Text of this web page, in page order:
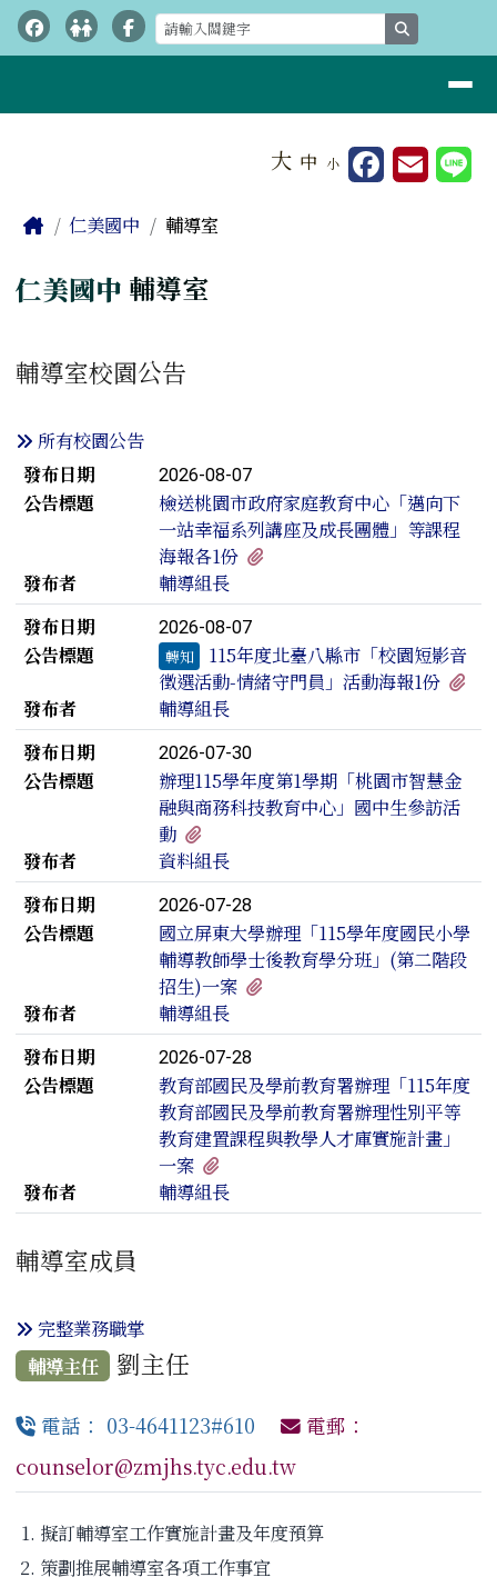
跳至主內容區
桃園市立仁美國中 search
⏸
大 中 小
主內容區域
Home仁美國中 輔導室
仁美國中 輔導室
輔導室校園公告
所有校園公告
新聞列表
發布日期 2026-08-07
公告標題
檢送桃園市政府家庭教育中心「邁向下
一站幸福系列講座及成長團體」等課程
海報各1份
發布者
輔導組長
發布日期
2026-08-07
公告標題 轉知
115年度北臺八縣市「校園短影音
徵選活動-情緒守門員」活動海報1份
發布者
輔導組長
發布日期
2026-07-30
公告標題
辦理115學年度第1學期「桃園市智慧金
融與商務科技教育中心」國中生參訪活
動
發布者
資料組長
發布日期
2026-07-28
公告標題
國立屏東大學辦理「115學年度國民小學
輔導教師學士後教育學分班」(第二階段
招生)一案
發布者
輔導組長
發布日期
2026-07-28
公告標題
教育部國民及學前教育署辦理「115年度
教育部國民及學前教育署辦理性別平等
教育建置課程與教學人才庫實施計畫」
一案
發布者
輔導組長
輔導室成員
完整業務職掌
輔導主任
劉主任
電話： 03-4641123#610
電郵：
counselor@zmjhs.tyc.edu.tw
擬訂輔導室工作實施計畫及年度預算
策劃推展輔導室各項工作事宜
頁尾區域